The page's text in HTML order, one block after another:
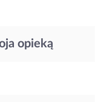
opieką